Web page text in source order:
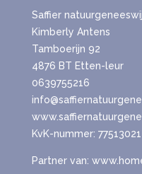
Saffier
Kimberly Antens
Tamboerijn 92
4876 BT Etten-leur
0639755216
KvK-nummer: 77513021
Partner van: